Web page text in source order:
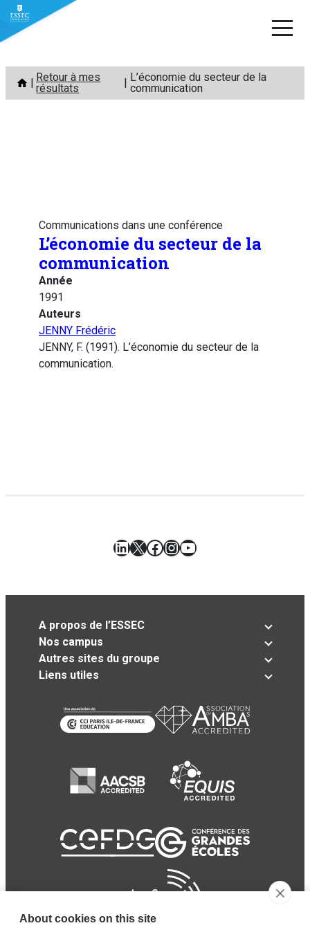
Aller
contenu
Retour à mes
résultats
L’économie du secteur de la
communication
Communications dans une conférence
L’économie du secteur de la
communication
Année
1991
Auteurs
JENNY Frédéric
JENNY, F. (1991). L’économie du secteur de la
communication.
LinkedIn
X Facebook
Instagram
YouTube
A propos de l’ESSEC
Nos campus
Autres sites du groupe
Liens utiles
About cookies on this site